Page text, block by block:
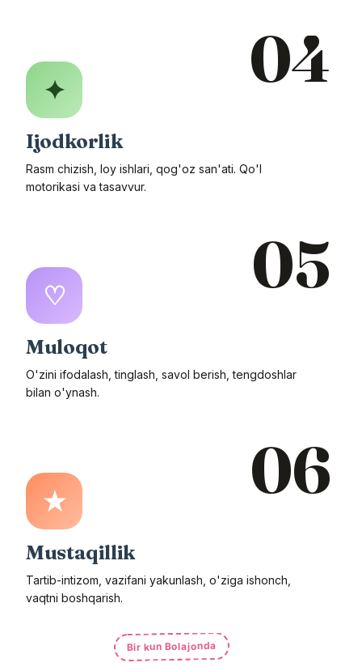
04
✦
Ijodkorlik
Rasm chizish, loy ishlari, qog'oz san'ati. Qo'l
motorikasi va tasavvur.
05
♡
Muloqot
O'zini ifodalash, tinglash, savol berish, tengdoshlar
bilan o'ynash.
06
★
Mustaqillik
Tartib-intizom, vazifani yakunlash, o'ziga ishonch,
vaqtni boshqarish.
Bir kun Bolajonda